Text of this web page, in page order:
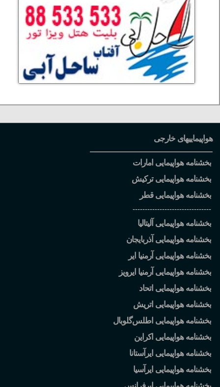
هواپیماییهای خارجی
بخشنامه هواپیمایی امارات
بخشنامه هواپیمایی ترکیش
بخشنامه هواپیمایی قطر
--------------------------------
بخشنامه هواپیمایی آلیتالیا
بخشنامه هواپیمایی آذربایجان
بخشنامه هواپیمایی آرمنیا ایر
بخشنامه هواپیمایی آرمنیا ایرویز
بخشنامه هواپیمایی اتحاد
بخشنامه هواپیمایی اتریش
بخشنامه هواپیمایی اطلسگلوبال
بخشنامه هواپیمایی اکراین
بخشنامه هواپیمایی ایرآستانا
بخشنامه هواپیمایی ایرآسیا